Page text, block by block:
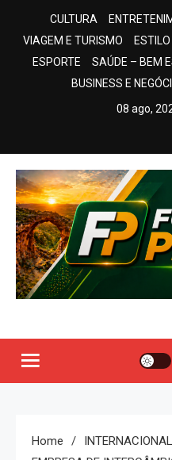
CULTURA
VIAGEM E TURISMO
ESTILO
ESPORTE
SAÚDE – BEM
BUSINESS E
08 ago,
Home
INTERNACIONAL